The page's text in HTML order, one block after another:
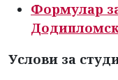
Формулар
Услови за